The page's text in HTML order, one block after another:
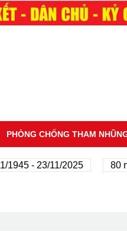
PHÒNG CHỐNG THAM
- 23/11/2025 80 năm